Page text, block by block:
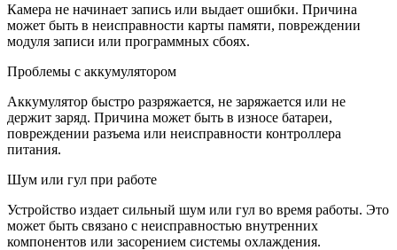
Камера не начинает запись или выдает ошибки. Причина
может быть в неисправности карты памяти, повреждении
модуля записи или программных сбоях.
Проблемы с аккумулятором
Аккумулятор быстро разряжается, не заряжается или не
держит заряд. Причина может быть в износе батареи,
повреждении разъема или неисправности контроллера
питания.
Шум или гул при работе
Устройство издает сильный шум или гул во время работы. Это
может быть связано с неисправностью внутренних
компонентов или засорением системы охлаждения.